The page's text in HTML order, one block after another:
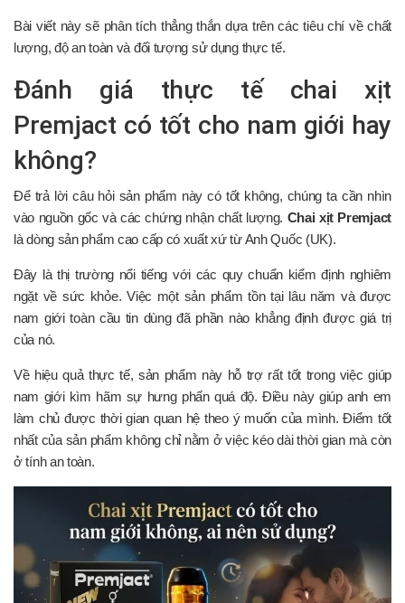
Bài viết này sẽ phân tích thẳng thắn dựa trên các tiêu chí về chất
lượng, độ an toàn và đối tượng sử dụng thực tế.
Đánh giá thực tế chai xịt
Premjact có tốt cho nam giới hay
không?
Để trả lời câu hỏi sản phẩm này có tốt không, chúng ta cần nhìn
vào nguồn gốc và các chứng nhận chất lượng. Chai xịt Premjact
là dòng sản phẩm cao cấp có xuất xứ từ Anh Quốc (UK).
Đây là thị trường nổi tiếng với các quy chuẩn kiểm định nghiêm
ngặt về sức khỏe. Việc một sản phẩm tồn tại lâu năm và được
nam giới toàn cầu tin dùng đã phần nào khẳng định được giá trị
của nó.
Về hiệu quả thực tế, sản phẩm này hỗ trợ rất tốt trong việc giúp
nam giới kìm hãm sự hưng phấn quá độ. Điều này giúp anh em
làm chủ được thời gian quan hệ theo ý muốn của mình. Điểm tốt
nhất của sản phẩm không chỉ nằm ở việc kéo dài thời gian mà còn
ở tính an toàn.